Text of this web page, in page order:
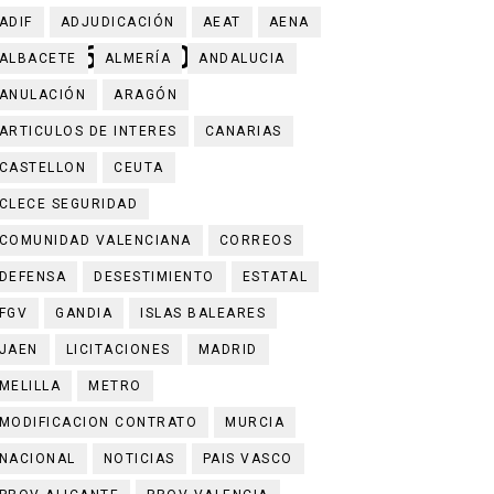
en Valencia
601510452
ADIF ADJUDICACIÓN AEAT AENA
ALBACETE ALMERÍA ANDALUCIA
ANULACIÓN ARAGÓN
ARTICULOS DE INTERES CANARIAS
CASTELLON CEUTA
CLECE SEGURIDAD
COMUNIDAD VALENCIANA CORREOS
DEFENSA DESESTIMIENTO ESTATAL
FGV GANDIA ISLAS BALEARES
JAEN LICITACIONES MADRID
MELILLA METRO
MODIFICACION CONTRATO MURCIA
NACIONAL NOTICIAS PAIS VASCO